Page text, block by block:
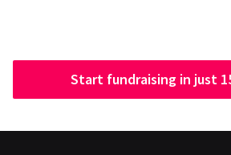
Start fundraising in just